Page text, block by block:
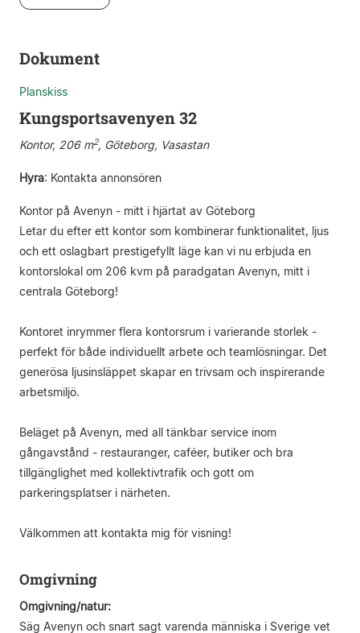
Dokument
Planskiss
Kungsportsavenyen 32
Kontor, 206 m2, Göteborg, Vasastan
Hyra: Kontakta annonsören
Kontor på Avenyn - mitt i hjärtat av Göteborg
Letar du efter ett kontor som kombinerar funktionalitet, ljus
och ett oslagbart prestigefyllt läge kan vi nu erbjuda en
kontorslokal om 206 kvm på paradgatan Avenyn, mitt i
centrala Göteborg!
Kontoret inrymmer flera kontorsrum i varierande storlek -
perfekt för både individuellt arbete och teamlösningar. Det
generösa ljusinsläppet skapar en trivsam och inspirerande
arbetsmiljö.
Beläget på Avenyn, med all tänkbar service inom
gångavstånd - restauranger, caféer, butiker och bra
tillgänglighet med kollektivtrafik och gott om
parkeringsplatser i närheten.
Välkommen att kontakta mig för visning!
Omgivning
Omgivning/natur:
Säg Avenyn och snart sagt varenda människa i Sverige vet